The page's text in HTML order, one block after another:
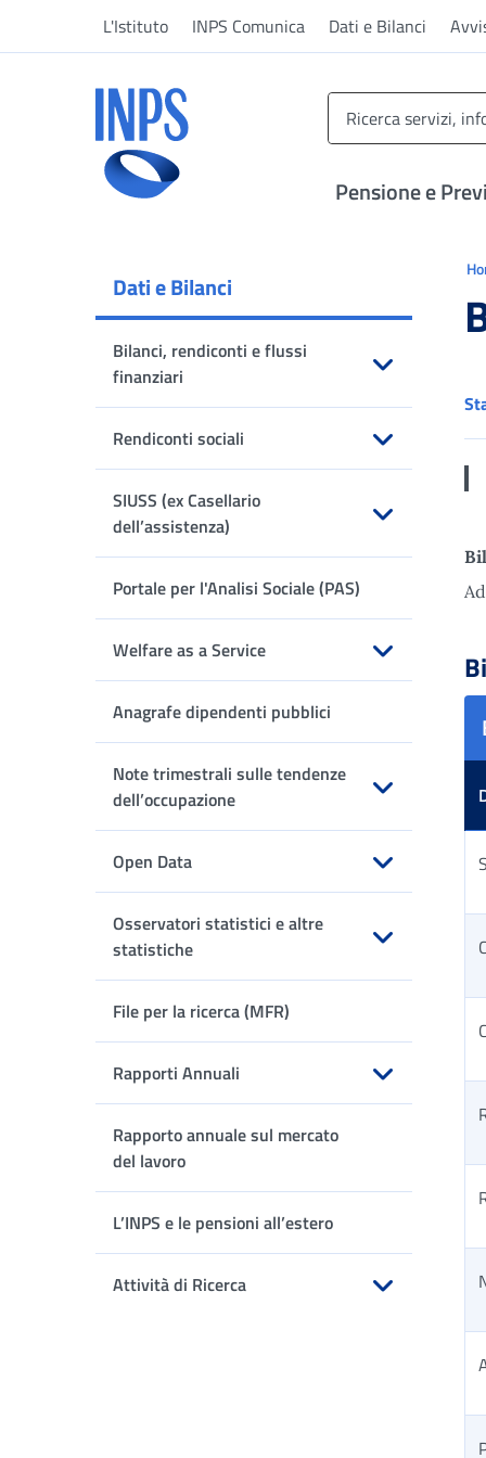
L'Istituto INPS Comunica Dati e Bilanci
Pensione e
Dati e Bilanci
Bilanci, rendiconti e flussi
finanziari
Apri sottomenu
Rendiconti sociali
Apri sottomenu
SIUSS (ex Casellario
dell’assistenza)
Apri sottomenu
Portale per l'Analisi Sociale (PAS)
Welfare as a Service
Apri sottomenu
Anagrafe dipendenti pubblici
Note trimestrali sulle tendenze
dell’occupazione
Apri sottomenu
Open Data
Apri sottomenu
Osservatori statistici e altre
statistiche
Apri sottomenu
File per la ricerca (MFR)
Rapporti Annuali
Apri sottomenu
Rapporto annuale sul mercato
del lavoro
L’INPS e le pensioni all’estero
Attività di Ricerca